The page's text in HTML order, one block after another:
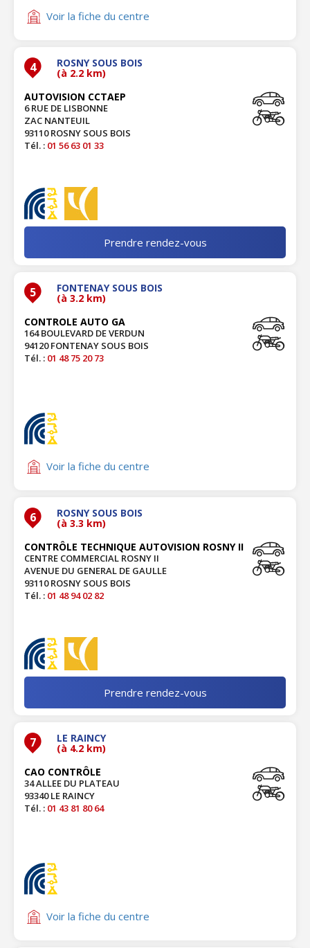
Voir la fiche du centre
4 ROSNY SOUS BOIS
(à 2.2 km)
AUTOVISION CCTAEP
6 RUE DE LISBONNE
ZAC NANTEUIL
93110 ROSNY SOUS BOIS
Tél. : 01 56 63 01 33
Prendre rendez-vous
5 FONTENAY SOUS BOIS
(à 3.2 km)
CONTROLE AUTO GA
164 BOULEVARD DE VERDUN
94120 FONTENAY SOUS BOIS
Tél. : 01 48 75 20 73
Voir la fiche du centre
6 ROSNY SOUS BOIS
(à 3.3 km)
CONTRÔLE TECHNIQUE AUTOVISION ROSNY II
CENTRE COMMERCIAL ROSNY II
AVENUE DU GENERAL DE GAULLE
93110 ROSNY SOUS BOIS
Tél. : 01 48 94 02 82
Prendre rendez-vous
7 LE RAINCY
(à 4.2 km)
CAO CONTRÔLE
34 ALLEE DU PLATEAU
93340 LE RAINCY
Tél. : 01 43 81 80 64
Voir la fiche du centre